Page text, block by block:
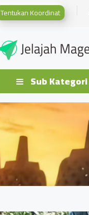
Tentukan Koordinat
Sub Kategori